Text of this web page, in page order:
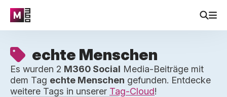
echte Menschen
Es wurden 2 M360 Social Media-Beiträge mit
dem Tag echte Menschen gefunden. Entdecke
weitere Tags in unserer Tag-Cloud!